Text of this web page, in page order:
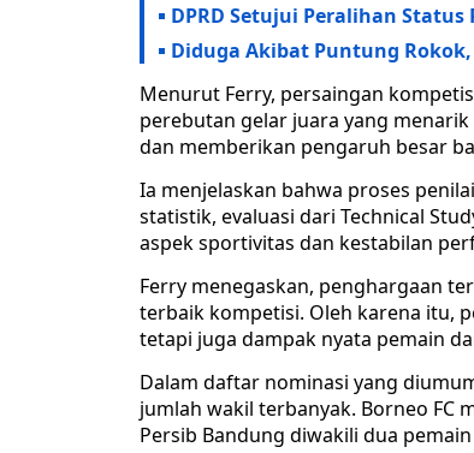
DPRD Setujui Peralihan Status
Diduga Akibat Puntung
Menurut Ferry, persaingan
perebutan gelar juara yang
dan memberikan pengaruh besar
Ia menjelaskan bahwa proses
statistik, evaluasi dari Technical
aspek sportivitas dan kestabilan
Ferry menegaskan, penghargaan
terbaik kompetisi. Oleh karena itu,
tetapi juga dampak nyata pemain
Dalam daftar nominasi yang
jumlah wakil terbanyak. Borneo FC
Persib Bandung diwakili dua